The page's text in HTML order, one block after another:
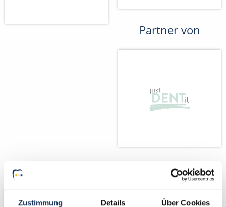
Zustimmung Details Über Cookies
Partner von
Wir pflanzen
Bäume